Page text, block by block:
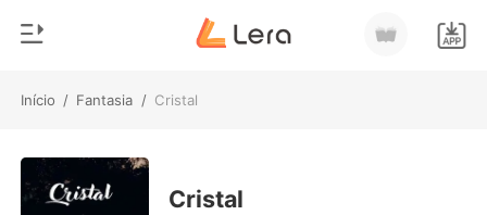
Início / Fantasia / Cristal
Gênero
Cristal